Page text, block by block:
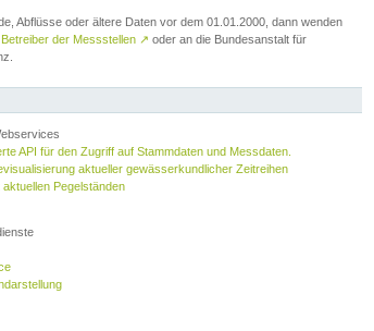
Abflüsse oder ältere Daten vor dem 01.01.2000, dann wenden
Betreiber der Messstellen ↗ oder an die Bundesanstalt für
API für den Zugriff auf Stammdaten und Messdaten.
aktueller gewässerkundlicher Zeitreihen
Pegelständen